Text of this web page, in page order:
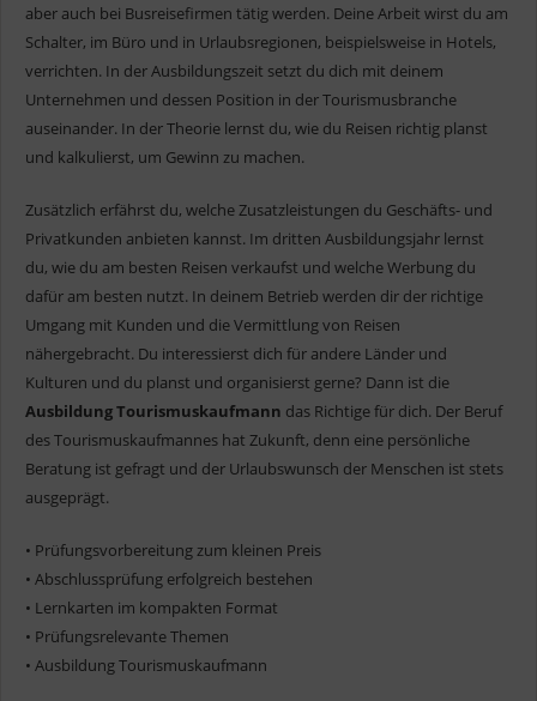
aber auch bei Busreisefirmen tätig werden. Deine Arbeit wirst du am
Schalter, im Büro und in Urlaubsregionen, beispielsweise in Hotels,
verrichten. In der Ausbildungszeit setzt du dich mit deinem
Unternehmen und dessen Position in der Tourismusbranche
auseinander. In der Theorie lernst du, wie du Reisen richtig planst
und kalkulierst, um Gewinn zu machen.
Zusätzlich erfährst du, welche Zusatzleistungen du Geschäfts- und
Privatkunden anbieten kannst. Im dritten Ausbildungsjahr lernst
du, wie du am besten Reisen verkaufst und welche Werbung du
dafür am besten nutzt. In deinem Betrieb werden dir der richtige
Umgang mit Kunden und die Vermittlung von Reisen
nähergebracht. Du interessierst dich für andere Länder und
Kulturen und du planst und organisierst gerne? Dann ist die
Ausbildung Tourismuskaufmann das Richtige für dich. Der Beruf
des Tourismuskaufmannes hat Zukunft, denn eine persönliche
Beratung ist gefragt und der Urlaubswunsch der Menschen ist stets
ausgeprägt.
• Prüfungsvorbereitung zum kleinen Preis
• Abschlussprüfung erfolgreich bestehen
• Lernkarten im kompakten Format
• Prüfungsrelevante Themen
• Ausbildung Tourismuskaufmann